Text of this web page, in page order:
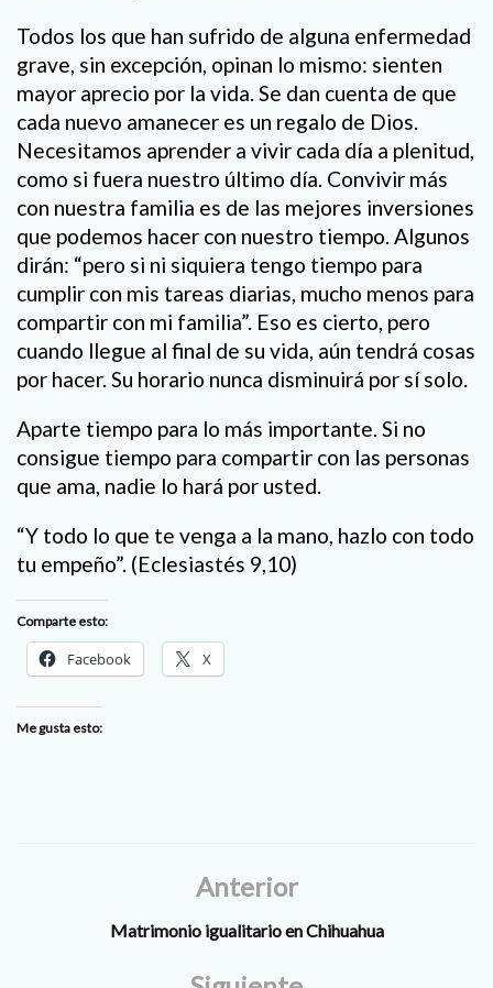
Todos los que han sufrido de alguna enfermedad
grave, sin excepción, opinan lo mismo: sienten
mayor aprecio por la vida. Se dan cuenta de que
cada nuevo amanecer es un regalo de Dios.
Necesitamos aprender a vivir cada día a plenitud,
como si fuera nuestro último día. Convivir más
con nuestra familia es de las mejores inversiones
que podemos hacer con nuestro tiempo. Algunos
dirán: “pero si ni siquiera tengo tiempo para
cumplir con mis tareas diarias, mucho menos para
compartir con mi familia”. Eso es cierto, pero
cuando llegue al final de su vida, aún tendrá cosas
por hacer. Su horario nunca disminuirá por sí solo.
Aparte tiempo para lo más importante. Si no
consigue tiempo para compartir con las personas
que ama, nadie lo hará por usted.
“Y todo lo que te venga a la mano, hazlo con todo
tu empeño”. (Eclesiastés 9,10)
Comparte esto:
Facebook X
Me gusta esto:
Anterior
Matrimonio igualitario en Chihuahua